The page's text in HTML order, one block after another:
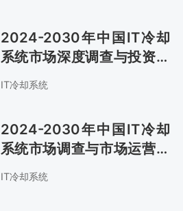
2024-2030年中国IT冷却
系统市场深度调查与投资可
行性报告
IT冷却系统
2024-2030年中国IT冷却
系统市场调查与市场运营趋
势报告
IT冷却系统